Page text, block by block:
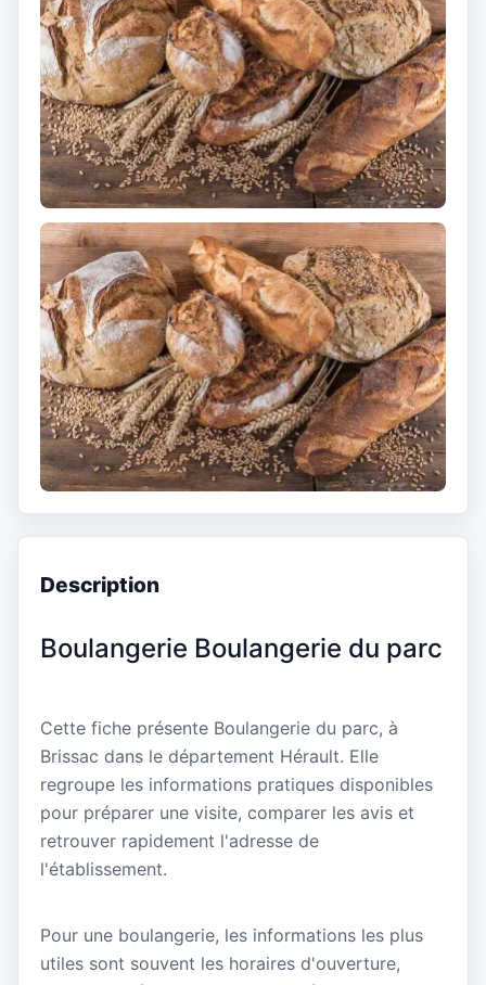
Description
Boulangerie Boulangerie du parc
Cette fiche présente Boulangerie du parc, à
Brissac dans le département Hérault. Elle
regroupe les informations pratiques disponibles
pour préparer une visite, comparer les avis et
retrouver rapidement l'adresse de
l'établissement.
Pour une boulangerie, les informations les plus
utiles sont souvent les horaires d'ouverture,